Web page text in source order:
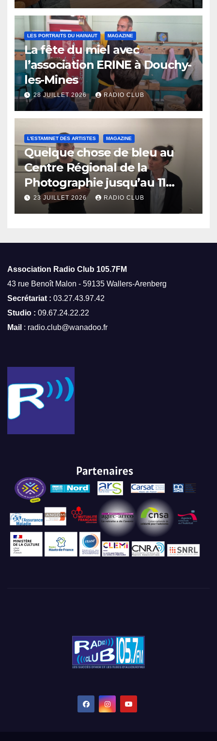
LES PORTRAITS DU HAINAUT MAGAZINE
La fête du miel avec
l’association ERINE à Douchy-
les-Mines
28 JUILLET 2026 RADIO CLUB
L'ESTAMINET DES ARTISTES MAGAZINE
Quelque chose de bleu au
Centre Régional de la
Photographie jusqu’au 11
octobre
23 JUILLET 2026 RADIO CLUB
Association Radio Club 105.7FM
43 rue Benoît Malon - 59135 Wallers-Arenberg
Secrétariat : 03.27.43.97.42
Studio : 09.67.24.22.22
Mail : radio.club@wanadoo.fr